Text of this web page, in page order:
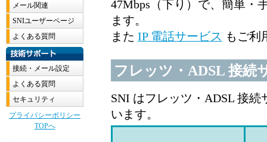
47Mbps（下り）で、簡単・
ます。
また IP 電話サービス もご利
フレッツ・ADSL 接続
SNI はフレッツ・ADSL 接
います。